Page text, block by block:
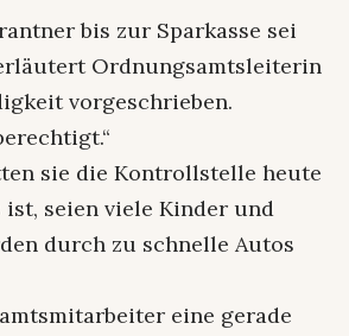
bis zur Sparkasse sei
Ordnungsamtsleiterin
vorgeschrieben.
sie die Kontrollstelle heute
ist, seien viele Kinder und
durch zu schnelle Autos
eine gerade